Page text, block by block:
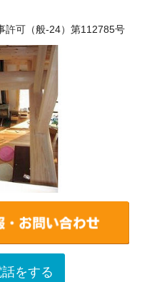
可（般-24）第112785号
をする